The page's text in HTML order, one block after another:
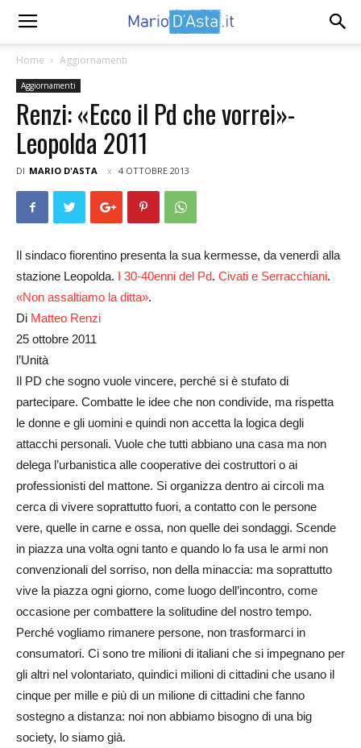
Home Aggiornamenti
Aggiornamenti
Renzi: «Ecco il Pd che vorrei»-
Leopolda 2011
DI MARIO D'ASTA 4 OTTOBRE 2013
Il sindaco fiorentino presenta la sua kermesse, da venerdì alla
stazione Leopolda. I 30-40enni del Pd. Civati e Serracchiani.
«Non assaltiamo la ditta».
Di Matteo Renzi
25 ottobre 2011
l’Unità
Il PD che sogno vuole vincere, perché si è stufato di
partecipare. Combatte le idee che non condivide, ma rispetta
le donne e gli uomini e quindi non accetta la logica degli
attacchi personali. Vuole che tutti abbiano una casa ma non
delega l’urbanistica alle cooperative dei costruttori o ai
professionisti del mattone. Si organizza dentro ai circoli ma
cerca di vivere soprattutto fuori, a contatto con le persone
vere, quelle in carne e ossa, non quelle dei sondaggi. Scende
in piazza una volta ogni tanto e quando lo fa usa le armi non
convenzionali del sorriso, non della minaccia: ma soprattutto
vive la piazza ogni giorno, come luogo dell’incontro, come
occasione per combattere la solitudine del nostro tempo.
Perché vogliamo rimanere persone, non trasformarci in
consumatori. Ci sono tre milioni di italiani che si impegnano per
gli altri nel volontariato, quindici milioni di cittadini che usano il
cinque per mille e più di un milione di cittadini che fanno
sostegno a distanza: noi non abbiamo bisogno di una big
society, lo siamo già.